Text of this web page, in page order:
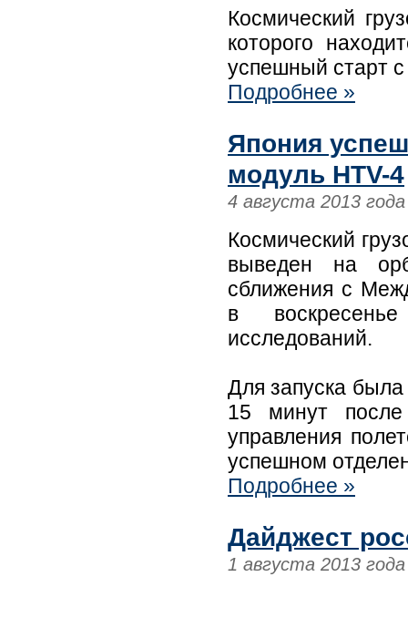
Космический
которого
успешный старт
Подробнее »
Япония
модуль HTV-4
4 августа 2013 года
Космический
выведен на
сближения с
в
исследований.
Для запуска была
15 минут после
управления
успешном
Подробнее »
Дайджест
1 августа 2013 года